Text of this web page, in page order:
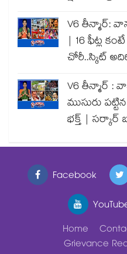
V6 తీన్మార్:
| 16 ఫీట్ల
చోరీ..స్కిట్
V6 తీన్మార్ :
ముసురు
భక్త్ |
Facebook
Home
Grievance